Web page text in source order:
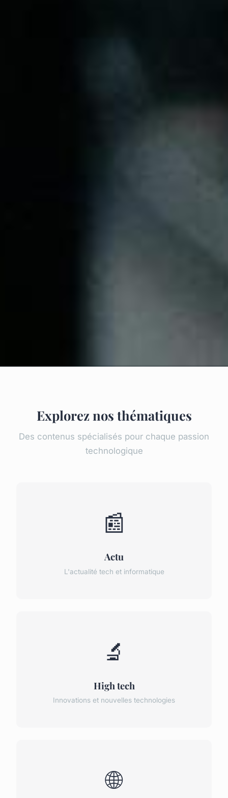
Explorez nos thématiques
Des contenus spécialisés pour chaque passion
technologique
📰
Actu
L'actualité tech et informatique
🔬
High tech
Innovations et nouvelles technologies
🌐